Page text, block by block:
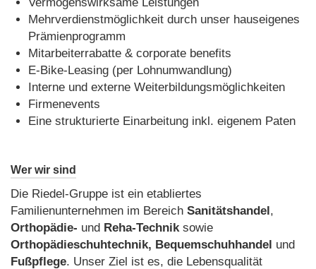
Mehrverdienstmöglichkeit durch unser hauseigenes
Prämienprogramm
Mitarbeiterrabatte & corporate benefits
E-Bike-Leasing (per Lohnumwandlung)
Interne und externe Weiterbildungsmöglichkeiten
Firmenevents
Eine strukturierte Einarbeitung inkl. eigenem Paten
Wer wir sind
Die Riedel-Gruppe ist ein etabliertes
Familienunternehmen im Bereich Sanitätshandel,
Orthopädie- und Reha-Techniksowie
Orthopädieschuhtechnik, Bequemschuhhandel und
Fußpflege. Unser Ziel ist es, die Lebensqualität